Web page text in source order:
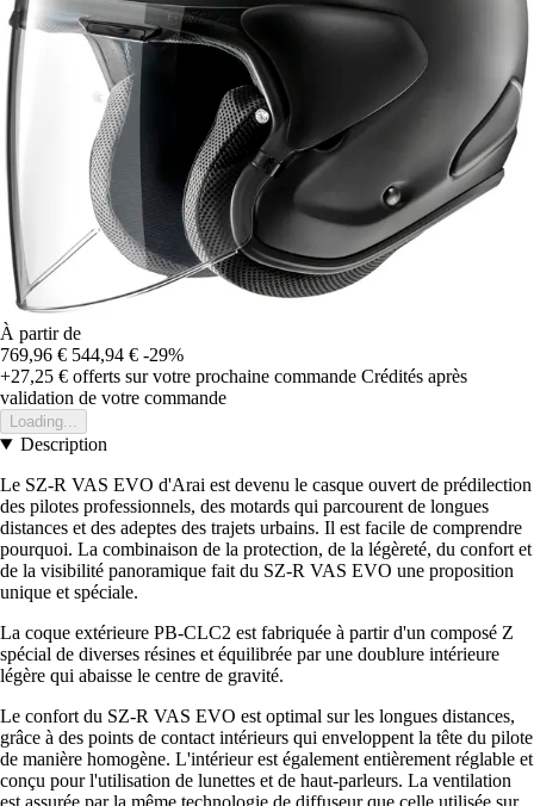
À partir de
769,96 € 544,94 € -29%
+27,25 € offerts sur votre prochaine commande Crédités après
validation de votre commande
Loading...
Description
Le SZ-R VAS EVO d'Arai est devenu le casque ouvert de prédilection
des pilotes professionnels, des motards qui parcourent de longues
distances et des adeptes des trajets urbains. Il est facile de comprendre
pourquoi. La combinaison de la protection, de la légèreté, du confort et
de la visibilité panoramique fait du SZ-R VAS EVO une proposition
unique et spéciale.
La coque extérieure PB-CLC2 est fabriquée à partir d'un composé Z
spécial de diverses résines et équilibrée par une doublure intérieure
légère qui abaisse le centre de gravité.
Le confort du SZ-R VAS EVO est optimal sur les longues distances,
grâce à des points de contact intérieurs qui enveloppent la tête du pilote
de manière homogène. L'intérieur est également entièrement réglable et
conçu pour l'utilisation de lunettes et de haut-parleurs. La ventilation
est assurée par la même technologie de diffuseur que celle utilisée sur